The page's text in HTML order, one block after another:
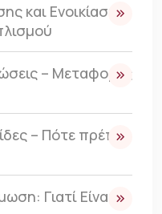
και Ενοικίαση
– Μεταφορές
– Πότε πρέπει
Γιατί Είναι